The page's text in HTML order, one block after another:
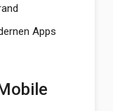
Apps